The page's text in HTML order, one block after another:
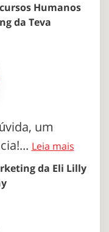
Humanos
da Teva
um
Leia mais
da Eli Lilly